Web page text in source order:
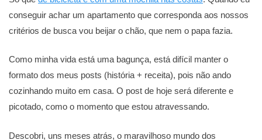
conseguir achar um apartamento que corresponda aos nossos
critérios de busca vou beijar o chão, que nem o papa fazia.
Como minha vida está uma bagunça, está difícil manter o
formato dos meus posts (história + receita), pois não ando
cozinhando muito em casa. O post de hoje será diferente e
picotado, como o momento que estou atravessando.
Descobri, uns meses atrás, o maravilhoso mundo dos